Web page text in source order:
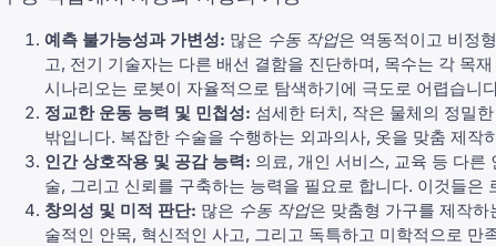
예측 불가능성과 가변성: 많은 수동 작업은 역동적이고 비정
고, 전기 기술자는 다른 배선 결함을 진단하며, 목수는 각 목
시나리오는 로봇이 자율적으로 탐색하기에 극도로 어렵습니
정교한 운동 능력 및 민첩성: 섬세한 터치, 작은 물체의 정밀
밖입니다. 복잡한 수술을 수행하는 외과의사, 옷을 맞춤 제
인간 상호작용 및 공감 능력: 의료, 개인 서비스, 교육 등 다른
술, 그리고 신뢰를 구축하는 능력을 필요로 합니다. 이것들은
창의성 및 미적 판단: 많은 수동 작업은 맞춤형 가구를 제작
술적인 안목, 혁신적인 사고, 그리고 독특하고 미학적으로